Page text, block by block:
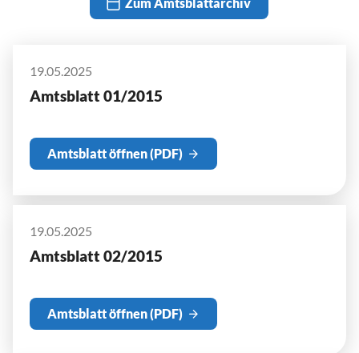
19.05.2025
Amtsblatt 01/2015
Amtsblatt öffnen (PDF)
19.05.2025
Amtsblatt 02/2015
Amtsblatt öffnen (PDF)